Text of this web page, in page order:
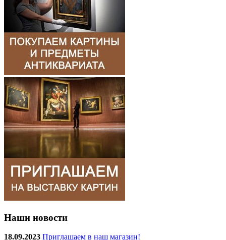
Наши новости
18.09.2023 Приглашаем в наш магазин!